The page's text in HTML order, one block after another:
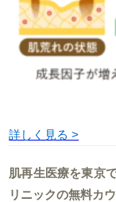
詳しく見る >
肌再生医療を東京
リニックの無料カ